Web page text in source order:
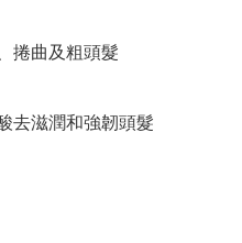
捲曲及粗頭髮
去滋潤和強韌頭髮